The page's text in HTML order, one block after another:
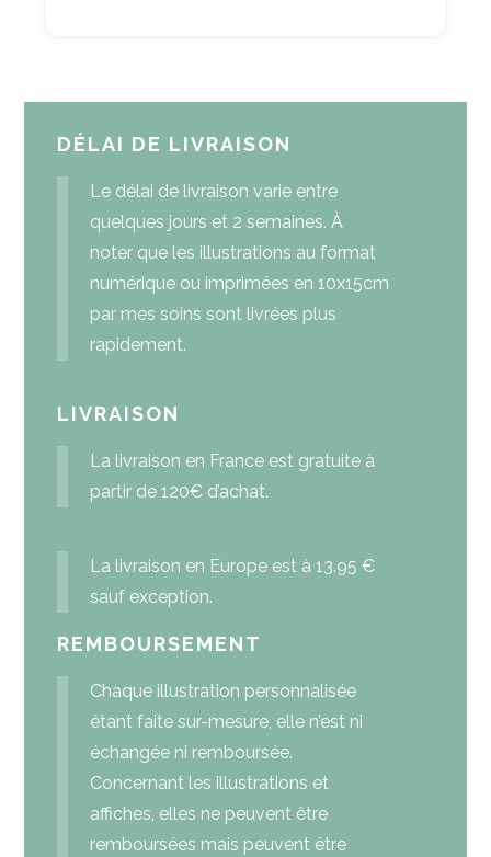
DÉLAI DE LIVRAISON
Le délai de livraison varie entre
quelques jours et 2 semaines. À
noter que les illustrations au format
numérique ou imprimées en 10x15cm
par mes soins sont livrées plus
rapidement.
LIVRAISON
La livraison en France est gratuite à
partir de 120€ d’achat.
La livraison en Europe est à 13.95 €
sauf exception.
REMBOURSEMENT
Chaque illustration personnalisée
étant faite sur-mesure, elle n’est ni
échangée ni remboursée.
Concernant les illustrations et
affiches, elles ne peuvent être
remboursées mais peuvent être